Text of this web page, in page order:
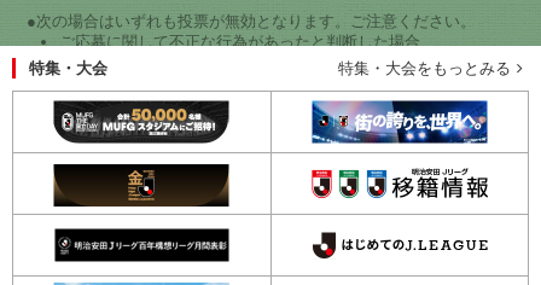
●次の場合はいずれも投票が無効となります。ご注意ください。
ご応募に関して不正な行為があったと判断した場合
特集・大会
特集・大会をもっとみる